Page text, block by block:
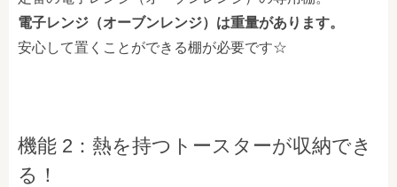
電子レンジ（オーブンレンジ）は重量があります。
安心して置くことができる棚が必要です☆
機能 2：熱を持つトースターが収納でき
る！